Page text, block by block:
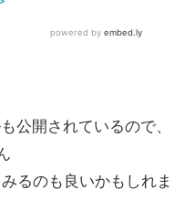
公開されているので、
るのも良いかもしれま